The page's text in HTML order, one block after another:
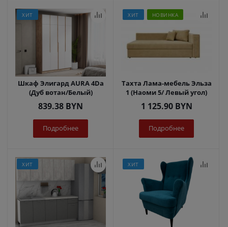
ХИТ
Шкаф Элигард AURA 4Dа
(Дуб вотан/Белый)
839.38 BYN
Подробнее
ХИТ НОВИНКА
Тахта Лама-мебель Эльза
1 (Наоми 5/ Левый угол)
1 125.90BYN
Подробнее
ХИТ ХИТ